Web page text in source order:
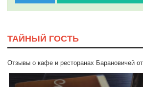
ТАЙНЫЙ ГОСТЬ
Отзывы о кафе и ресторанах Барановичей от